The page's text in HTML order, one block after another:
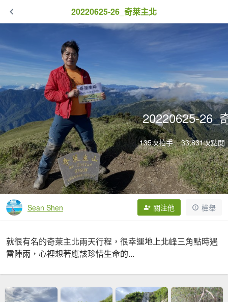
20220625-26_奇萊主北
20220625-26_
135次拍手 33,831次點閱
Sean Shen 關注他 檢舉
就很有名的奇萊主北兩天行程，很幸運地上北峰三角點時遇
雷陣雨，心裡想著應該珍惜生命的...